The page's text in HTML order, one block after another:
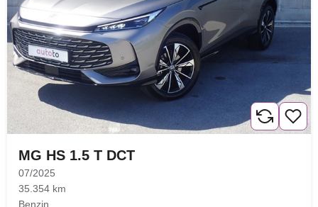
MG HS 1.5 T DCT
07/2025
35.354 km
Benzin